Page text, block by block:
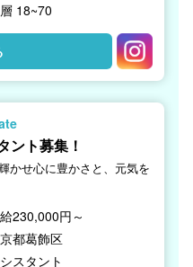
18~70
ト募集！
かせ心に豊かさと、元気を
230,000円～
都葛飾区
スタント